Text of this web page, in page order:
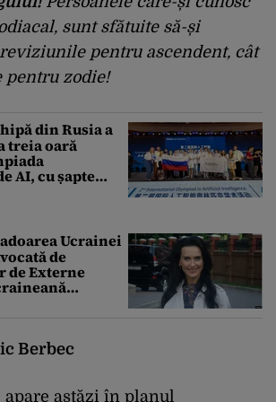
sunt sfătuite să-și
pentru ascendent, cât
zodie!
din Rusia a
treia oară
AI, cu șapte
una de bronz
Ucrainei
de
Externe
Berbec
apare astăzi în planul